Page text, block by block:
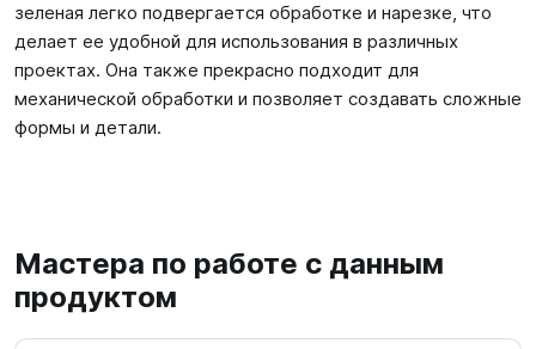
зеленая легко подвергается обработке и нарезке, что
делает ее удобной для использования в различных
проектах. Она также прекрасно подходит для
механической обработки и позволяет создавать сложные
формы и детали.
Мастера по работе с данным
продуктом